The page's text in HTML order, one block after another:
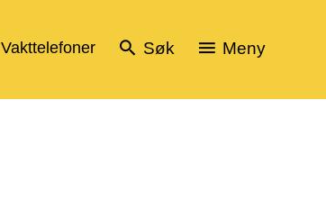
Vakttelefoner Søk Meny